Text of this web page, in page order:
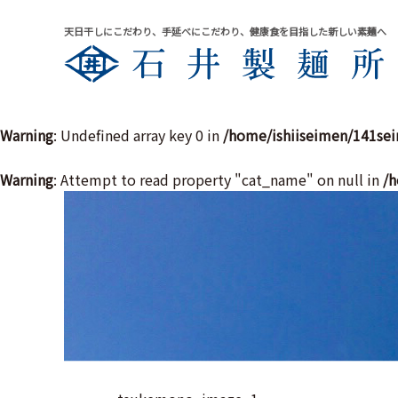
天日干しにこだわり、手延べにこだわり、健康食を目指した新しい素麺へ
Warning: Undefined array key 0 in /home/ishiiseimen/
Warning: Attempt to read property "cat_name" on null in /